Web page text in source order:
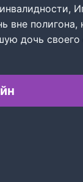
вне полигона,
дочь своего